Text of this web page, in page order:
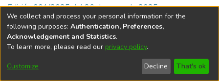
Edición 001/2025 del 26 de mayo de 2025
Universidad Nacional de Córdoba
We collect and process your personal information for the
following purposes: Authentication, Preferences,
Acknowledgement and Statistics.
To learn more, please read our privacy policy.
Customize Decline That's ok